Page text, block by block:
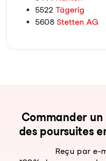
5522 Tägerig
5608 Stetten AG
Com­man­der
des pour­sui­tes
Reçu par e-